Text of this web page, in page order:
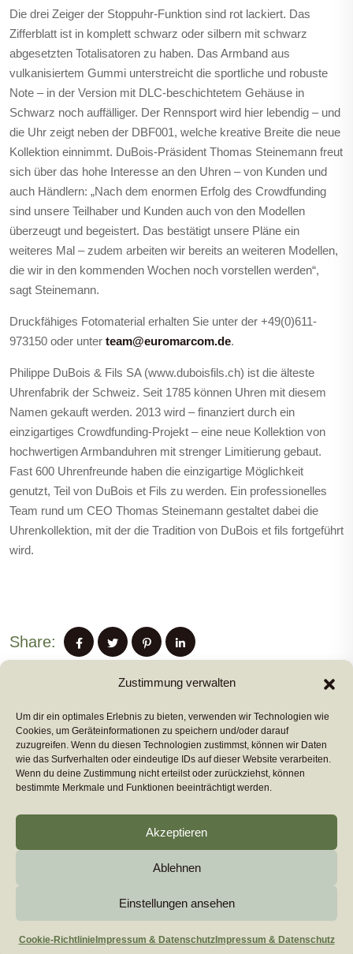
Zustimmung verwalten
Um dir ein optimales Erlebnis zu bieten, verwenden wir Technologien wie
Cookies, um Geräteinformationen zu speichern und/oder darauf
zuzugreifen. Wenn du diesen Technologien zustimmst, können wir Daten
wie das Surfverhalten oder eindeutige IDs auf dieser Website verarbeiten.
Wenn du deine Zustimmung nicht erteilst oder zurückziehst, können
bestimmte Merkmale und Funktionen beeinträchtigt werden.
Akzeptieren
Ablehnen
Einstellungen ansehen
Cookie-RichtlinieImpressum & DatenschutzImpressum & Datenschutz
Die drei Zeiger der Stoppuhr-Funktion sind rot lackiert. Das
Zifferblatt ist in komplett schwarz oder silbern mit schwarz
abgesetzten Totalisatoren zu haben. Das Armband aus
vulkanisiertem Gummi unterstreicht die sportliche und robuste
Note – in der Version mit DLC-beschichtetem Gehäuse in
Schwarz noch auffälliger. Der Rennsport wird hier lebendig – und
die Uhr zeigt neben der DBF001, welche kreative Breite die neue
Kollektion einnimmt. DuBois-Präsident Thomas Steinemann freut
sich über das hohe Interesse an den Uhren – von Kunden und
auch Händlern: „Nach dem enormen Erfolg des Crowdfunding
sind unsere Teilhaber und Kunden auch von den Modellen
überzeugt und begeistert. Das bestätigt unsere Pläne ein
weiteres Mal – zudem arbeiten wir bereits an weiteren Modellen,
die wir in den kommenden Wochen noch vorstellen werden“,
sagt Steinemann.
Druckfähiges Fotomaterial erhalten Sie unter der +49(0)611-
973150 oder unter team@euromarcom.de.
Philippe DuBois & Fils SA (www.duboisfils.ch) ist die älteste
Uhrenfabrik der Schweiz. Seit 1785 können Uhren mit diesem
Namen gekauft werden. 2013 wird – finanziert durch ein
einzigartiges Crowdfunding-Projekt – eine neue Kollektion von
hochwertigen Armbanduhren mit strenger Limitierung gebaut.
Fast 600 Uhrenfreunde haben die einzigartige Möglichkeit
genutzt, Teil von DuBois et Fils zu werden. Ein professionelles
Team rund um CEO Thomas Steinemann gestaltet dabei die
Uhrenkollektion, mit der die Tradition von DuBois et fils fortgeführt
wird.
Share:
PREVIUS POST
NEXT POST
euromarcomAll Rights Reserved by